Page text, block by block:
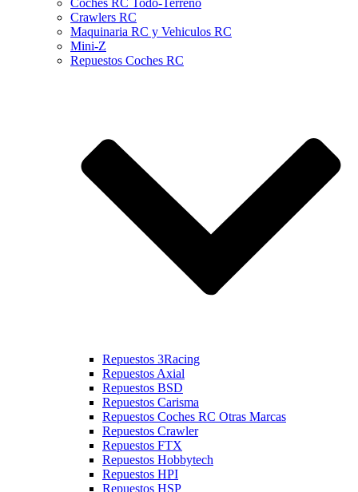
Coches RC Todo-Terreno
Crawlers RC
Maquinaria RC y Vehiculos RC
Mini-Z
Repuestos Coches RC
Repuestos 3Racing
Repuestos Axial
Repuestos BSD
Repuestos Carisma
Repuestos Coches RC Otras Marcas
Repuestos Crawler
Repuestos FTX
Repuestos Hobbytech
Repuestos HPI
Repuestos HSP